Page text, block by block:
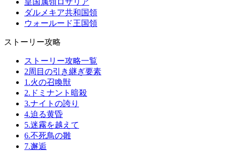
皇国属領ロザリア
ダルメキア共和国領
ウォールード王国領
ストーリー攻略
ストーリー攻略一覧
2周目の引き継ぎ要素
1.火の召喚獣
2.ドミナント暗殺
3.ナイトの誇り
4.迫る黄昏
5.迷霧を越えて
6.不死鳥の雛
7.邂逅